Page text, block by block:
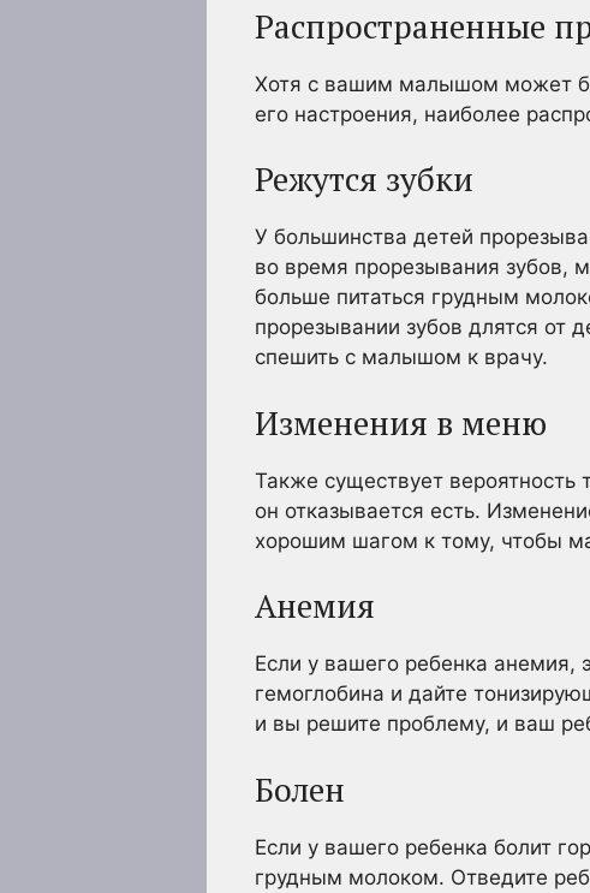
Распространенные
Хотя с вашим малышом может
его настроения, наиболее
Режутся зубки
У большинства детей
во время прорезывания зубов,
больше питаться грудным
прорезывании зубов длятся от
спешить с малышом к врачу.
Изменения в меню
Также существует
он отказывается есть.
хорошим шагом к тому, чтобы
Анемия
Если у вашего ребенка анемия,
гемоглобина и дайте
и вы решите проблему, и ваш
Болен
Если у вашего ребенка болит
грудным молоком. Отведите